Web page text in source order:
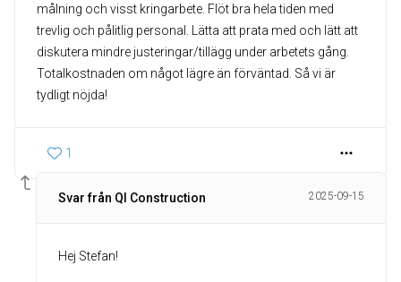
målning och visst kringarbete. Flöt bra hela tiden med
trevlig och pålitlig personal. Lätta att prata med och lätt att
diskutera mindre justeringar/tillägg under arbetets gång.
Totalkostnaden om något lägre än förväntad. Så vi är
tydligt nöjda!
1
Svar från QI Construction 2025-09-15
Hej Stefan!